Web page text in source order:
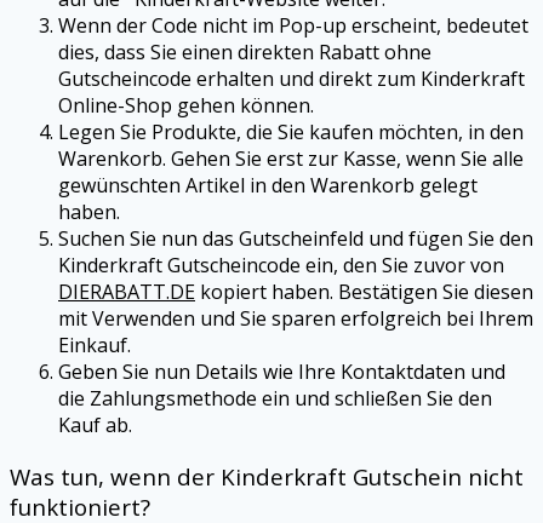
Wenn der Code nicht im Pop-up erscheint, bedeutet
dies, dass Sie einen direkten Rabatt ohne
Gutscheincode erhalten und direkt zum Kinderkraft
Online-Shop gehen können.
Legen Sie Produkte, die Sie kaufen möchten, in den
Warenkorb. Gehen Sie erst zur Kasse, wenn Sie alle
gewünschten Artikel in den Warenkorb gelegt
haben.
Suchen Sie nun das Gutscheinfeld und fügen Sie den
Kinderkraft Gutscheincode ein, den Sie zuvor von
DIERABATT.DE kopiert haben. Bestätigen Sie diesen
mit Verwenden und Sie sparen erfolgreich bei Ihrem
Einkauf.
Geben Sie nun Details wie Ihre Kontaktdaten und
die Zahlungsmethode ein und schließen Sie den
Kauf ab.
Was tun, wenn der Kinderkraft Gutschein nicht
funktioniert?